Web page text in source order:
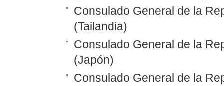
Consulado General de la
(Tailandia)
Consulado General de la
(Japón)
Consulado General de la